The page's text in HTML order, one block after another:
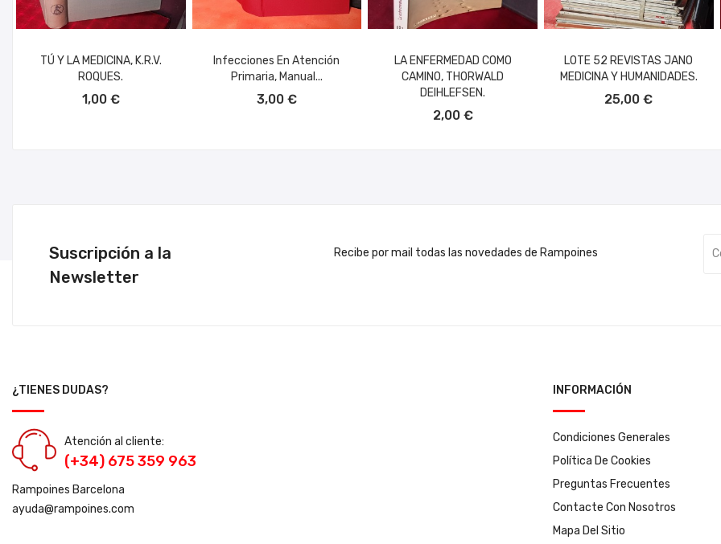
TÚ Y LA MEDICINA, K.R.V.
ROQUES.
1,00 €
Infecciones En Atención
Primaria, Manual...
3,00 €
LA ENFERMEDAD COMO
CAMINO, THORWALD
DEIHLEFSEN.
2,00 €
LOTE 52 REVISTAS JANO
MEDICINA Y HUMANIDADES.
25,00 €
Suscripción a la
Newsletter
Recibe por mail todas las novedades de Rampoines
¿TIENES DUDAS?
Atención al cliente:
(+34) 675 359 963
Rampoines Barcelona
ayuda@rampoines.com
INFORMACIÓN
Condiciones Generales
Política De Cookies
Preguntas Frecuentes
Contacte Con Nosotros
Mapa Del Sitio